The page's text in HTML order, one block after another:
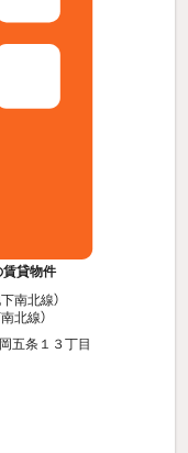
貸物件
南北線）
北線）
五条１３丁目